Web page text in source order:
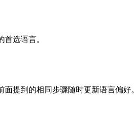
选语言。
提到的相同步骤随时更新语言偏好。